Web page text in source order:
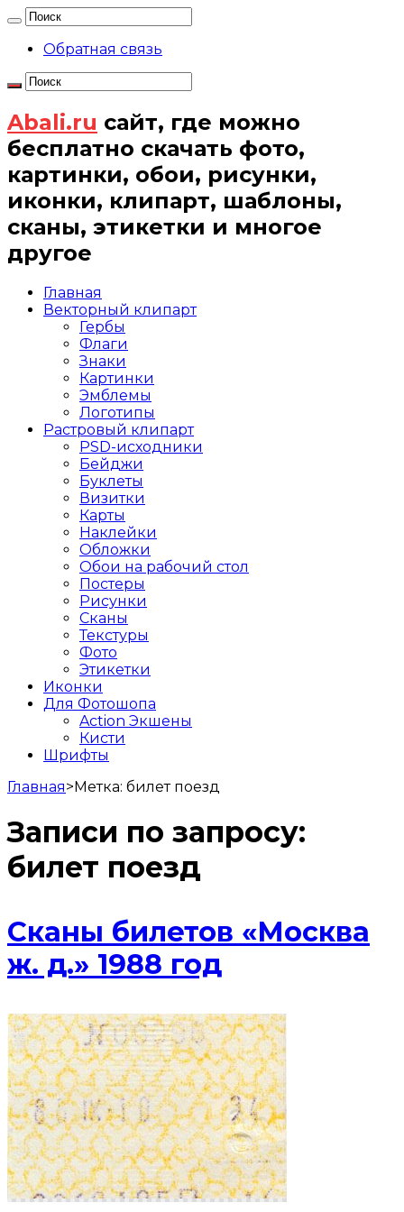
Обратная связь
Abali.ru сайт, где можно
бесплатно скачать фото,
картинки, обои, рисунки,
иконки, клипарт, шаблоны,
сканы, этикетки и многое
другое
Главная
Векторный клипарт
Гербы
Флаги
Знаки
Картинки
Эмблемы
Логотипы
Растровый клипарт
PSD-исходники
Бейджи
Буклеты
Визитки
Карты
Наклейки
Обложки
Обои на рабочий стол
Постеры
Рисунки
Сканы
Текстуры
Фото
Этикетки
Иконки
Для Фотошопа
Action Экшены
Кисти
Шрифты
Главная>Метка: билет поезд
Записи по запросу:
билет поезд
Сканы билетов «Москва
ж. д.» 1988 год